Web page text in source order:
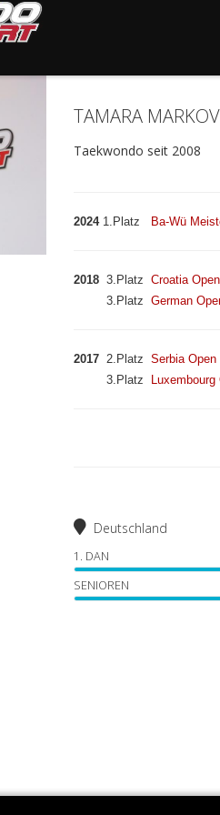
TAMARA
Taekwondo seit 2008
20241.Platz Ba-Wü
20183.Platz Croatia Open
3.Platz German
20172.Platz Serbia Open
3.Platz Luxembourg
Deutschland
1. DAN
SENIOREN